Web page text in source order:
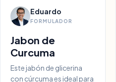
Eduardo
FORMULADOR
Jabon de
Curcuma
Este jabón de glicerina
con cúrcuma es ideal para